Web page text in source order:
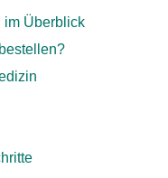
im Überblick